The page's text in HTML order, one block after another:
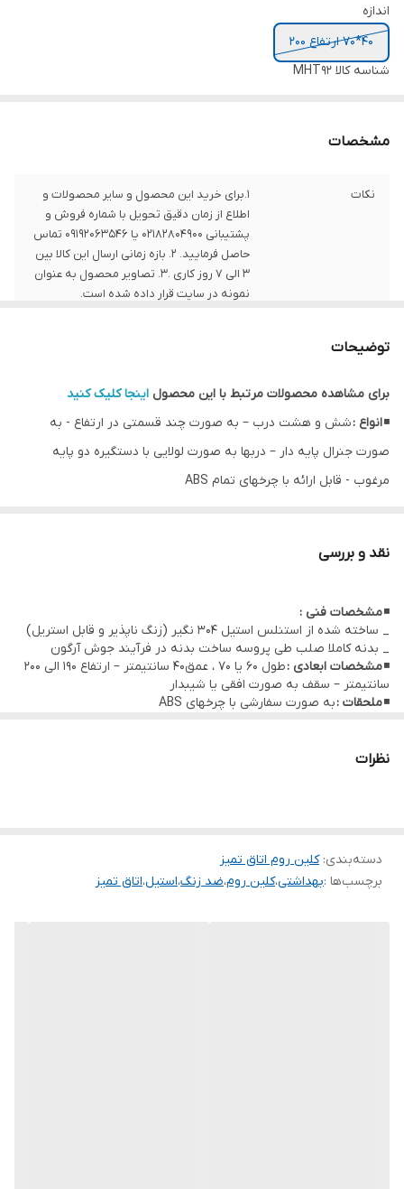
اندازه
40*70 ارتفاع 200
شناسه کالا MHT92
مشخصات
نکات
1.برای خرید این محصول و سایر محصولات و
اطلاع از زمان دقیق تحویل با شماره فروش و
پشتیبانی 02182804900 یا 09192063546 تماس
حاصل فرمایید. 2. بازه زمانی ارسال این کالا بین
3 الی 7 روز کاری .3. تصاویر محصول به عنوان
نمونه در سایت قرار داده شده است.
توضیحات
برای مشاهده محصولات مرتبط با این محصول اینجا کلیک کنید
◾انواع :شش و هشت درب – به صورت چند قسمتی در ارتفاع - به
صورت جنرال پایه دار – دربها به صورت لولایی با دستگیره دو پایه
مرغوب - قابل ارائه با چرخهای تمام ABS
نقد و بررسی
◾مشخصات فنی :
_ ساخته شده از استنلس استیل 304 نگیر (زنگ ناپذیر و قابل استریل)
_ بدنه کاملا صلب طی پروسه ساخت بدنه در فرآیند جوش آرگون
◾مشخصات ابعادی :
طول 60 یا 70 ، عمق40 سانتیمتر – ارتفاع 190 الی 200
سانتیمتر – سقف به صورت افقی یا شیبدار
◾ملحقات :به صورت سفارشی با چرخهای ABS
نظرات
دسته‌بندی:کلین روم اتاق تمیز
برچسب‌ها :بهداشتی،کلین روم،ضد زنگ،استیل،اتاق تمیز